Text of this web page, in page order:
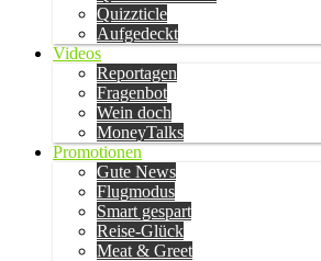
Quizzticle
Aufgedeckt
Videos
Reportagen
Fragenbot
Wein doch
MoneyTalks
Promotionen
Gute News
Flugmodus
Smart gespart
Reise-Glück
Meat & Greet